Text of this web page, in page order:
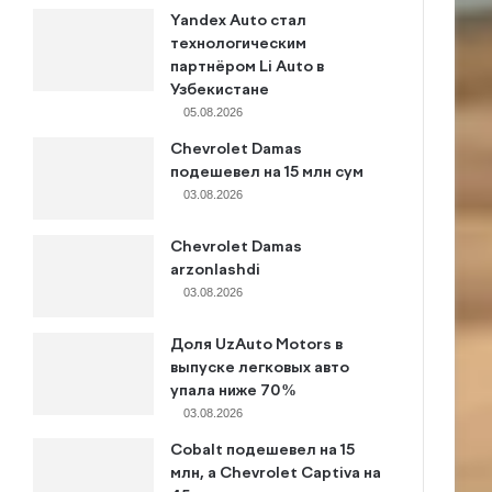
Yandex Auto стал
технологическим
партнёром Li Auto в
Узбекистане
05.08.2026
Chevrolet Damas
подешевел на 15 млн сум
03.08.2026
Chevrolet Damas
arzonlashdi
03.08.2026
Доля UzAuto Motors в
выпуске легковых авто
упала ниже 70%
03.08.2026
Cobalt подешевел на 15
млн, а Chevrolet Captiva на